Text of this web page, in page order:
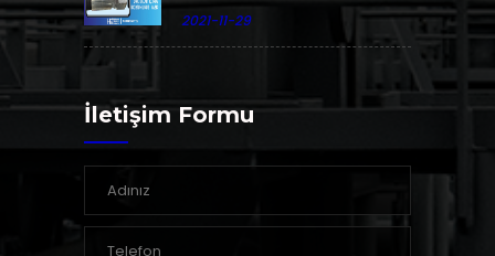
2021-11-29
İletişim Formu